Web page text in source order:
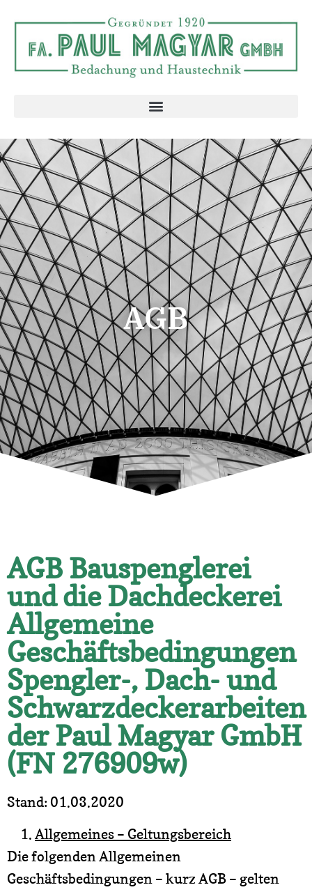
AGB
AGB Bauspenglerei
und die Dachdeckerei
Allgemeine
Geschäftsbedingungen
Spengler-, Dach- und
Schwarzdeckerarbeiten
der Paul Magyar GmbH
(FN 276909w)
Stand: 01.03.2020
Allgemeines – Geltungsbereich
Die folgenden Allgemeinen
Geschäftsbedingungen – kurz AGB – gelten